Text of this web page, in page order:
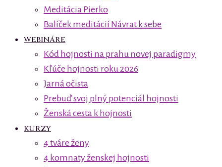
Meditácia Pierko
Balíček meditácií Návrat k sebe
WEBINÁRE
Kód hojnosti na prahu novej paradigmy
Kľúče hojnosti roku 2026
Jarná očista
Prebuď svoj plný potenciál hojnosti
Ženská cesta k hojnosti
KURZY
4 tváre ženy
4 komnaty ženskej hojnosti